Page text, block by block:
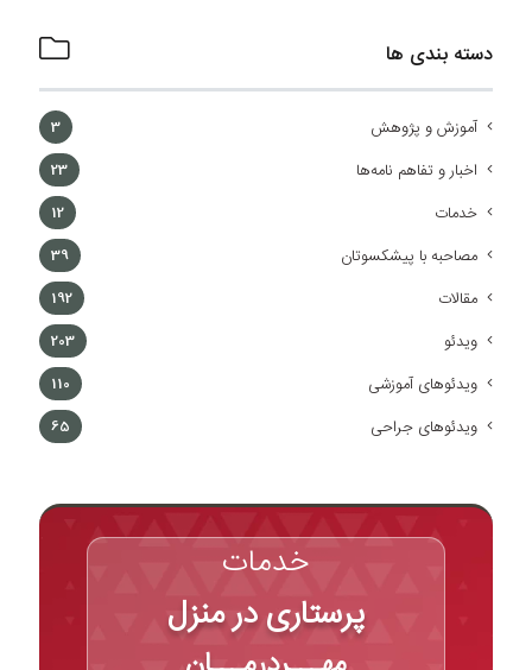
دسته بندی ها
آموزش و پژوهش 3
اخبار و تفاهم نامه‌ها 23
خدمات 12
مصاحبه با پیشکسوتان 39
مقالات 192
ویدئو 203
ویدئوهای آموزشی 110
ویدئوهای جراحی 65
خدمات
پرستاری در منزل